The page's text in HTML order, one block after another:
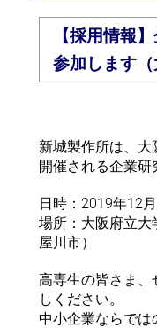
【採用情報
参加します（
新城製作所は、
開催される企業研
日時：2019年12
場所：大阪府立大
屋川市）
高専生の皆さま、
しください。
中小企業ならでは